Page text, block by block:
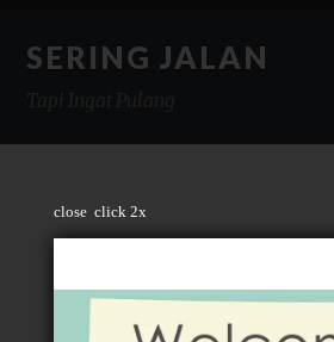
close click 2x
SERING JALAN